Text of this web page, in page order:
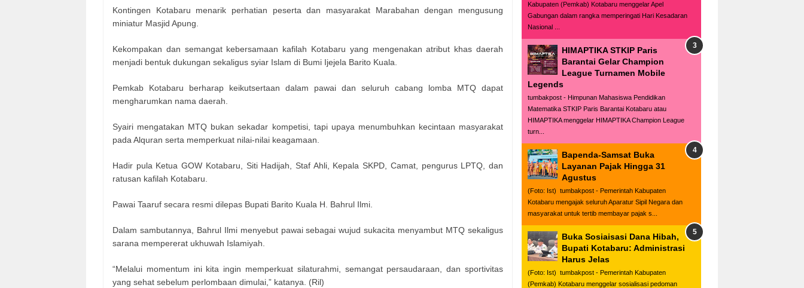
Kontingen Kotabaru menarik perhatian peserta dan masyarakat Marabahan dengan mengusung
miniatur Masjid Apung.
Kekompakan dan semangat kebersamaan kafilah Kotabaru yang mengenakan atribut khas daerah
menjadi bentuk dukungan sekaligus syiar Islam di Bumi Ijejela Barito Kuala.
Pemkab Kotabaru berharap keikutsertaan dalam pawai dan seluruh cabang lomba MTQ dapat
mengharumkan nama daerah.
Syairi mengatakan MTQ bukan sekadar kompetisi, tapi upaya menumbuhkan kecintaan masyarakat
pada Alquran serta memperkuat nilai-nilai keagamaan.
Hadir pula Ketua GOW Kotabaru, Siti Hadijah, Staf Ahli, Kepala SKPD, Camat, pengurus LPTQ, dan
ratusan kafilah Kotabaru.
Pawai Taaruf secara resmi dilepas Bupati Barito Kuala H. Bahrul Ilmi.
Dalam sambutannya, Bahrul Ilmi menyebut pawai sebagai wujud sukacita menyambut MTQ sekaligus
sarana mempererat ukhuwah Islamiyah.
“Melalui momentum ini kita ingin memperkuat silaturahmi, semangat persaudaraan, dan sportivitas
yang sehat sebelum perlombaan dimulai,” katanya. (Ril)
Kabupaten (Pemkab) Kotabaru menggelar Apel
Gabungan dalam rangka memperingati Hari Kesadaran
Nasional ...
HIMAPTIKA STKIP Paris
Barantai Gelar Champion
League Turnamen Mobile
Legends
tumbakpost - Himpunan Mahasiswa Pendidikan
Matematika STKIP Paris Barantai Kotabaru atau
HIMAPTIKA menggelar HIMAPTIKA Champion League
turn...
Bapenda-Samsat Buka
Layanan Pajak Hingga 31
Agustus
(Foto: Ist) tumbakpost - Pemerintah Kabupaten
Kotabaru mengajak seluruh Aparatur Sipil Negara dan
masyarakat untuk tertib membayar pajak s...
Buka Sosiaisasi Dana Hibah,
Bupati Kotabaru: Administrasi
Harus Jelas
(Foto: Ist) tumbakpost - Pemerintah Kabupaten
(Pemkab) Kotabaru menggelar sosialisasi pedoman